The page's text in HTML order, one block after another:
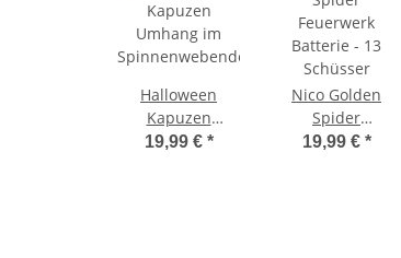
Halloween
Kapuzen
Umhang im
19,99 € *
Nico Golden
Spider
Feuerwerk
19,99 € *